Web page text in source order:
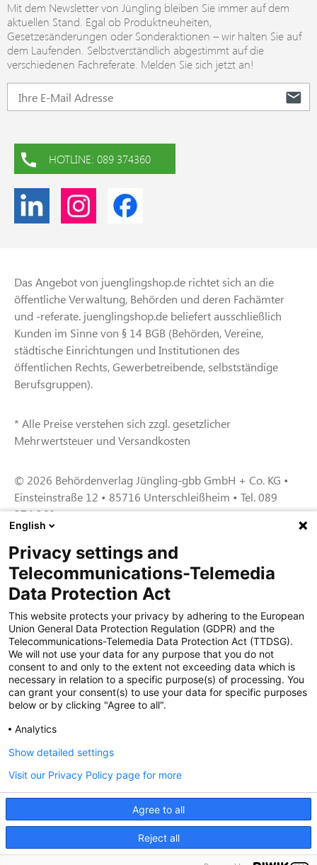
Mit dem Newsletter von Jüngling bleiben Sie immer auf dem
aktuellen Stand. Egal ob Produktneuheiten,
Gesetzesänderungen oder Sonderaktionen – wir halten Sie auf
dem Laufenden. Selbstverständlich abgestimmt auf die
verschiedenen Fachreferate. Melden Sie sich jetzt an!
HOTLINE: 089 374360
Das Angebot von juenglingshop.de richtet sich an die
öffentliche Verwaltung, Behörden und deren Fachämter
und -referate. juenglingshop.de beliefert ausschließlich
Kunden im Sinne von § 14 BGB (Behörden, Vereine,
städtische Einrichtungen und Institutionen des
öffentlichen Rechts, Gewerbetreibende, selbstständige
Berufsgruppen).
* Alle Preise verstehen sich zzgl. gesetzlicher
Mehrwertsteuer und Versandkosten
© 2026 Behördenverlag Jüngling-gbb GmbH + Co. KG •
Einsteinstraße 12 • 85716 Unterschleißheim • Tel. 089
374 360
Zertifiziert für das Sicherheitsmanagem
entsystem unter TU4® durch TÜViT Essen
Zertifiziert für das QM-System nach DIN EN
ISO 9001: 2015, Reg.-Nr. 44 100 091350
durch TÜV NORD CERT
Zertifiziert für Sicherheits- und
Zertifiziert als qualifiziertes Unternehmen für
öffentliche Aufträge durch das ABZ Bayern
im Auftrag der IHK und Handwerks-
kammern in Bayern
English
Privacy settings and
Telecommunications-Telemedia
Data Protection Act
This website protects your privacy by adhering to the European
Union General Data Protection Regulation (GDPR) and the
Telecommunications-Telemedia Data Protection Act (TTDSG).
We will not use your data for any purpose that you do not
consent to and only to the extent not exceeding data which is
necessary in relation to a specific purpose(s) of processing. You
can grant your consent(s) to use your data for specific purposes
below or by clicking "Agree to all".
Analytics
Agree to all
Reject all
Show detailed settings
Visit our Privacy Policy page for more